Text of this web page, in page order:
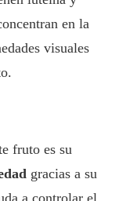
en la
visuales
fruto es su
gracias a su
a controlar el